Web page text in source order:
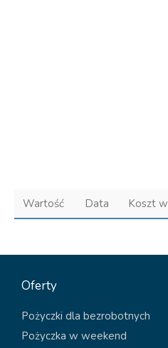
Wartość Data Koszt w
Oferty
Pożyczki dla bezrobotnych
Pożyczka w weekend